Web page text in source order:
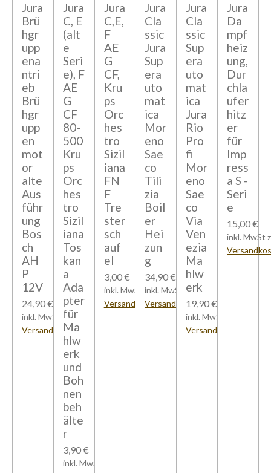
Jura
Brü
hgr
upp
ena
ntri
eb
Brü
hgr
upp
en
mot
or
alte
Aus
führ
ung
Bos
ch
AH
P
12V
24,90 €
inkl. MwSt zzgl.
Versandkosten
Jura
C, E
(alt
e
Seri
e), F
AE
G
CF
80-
500
Kru
ps
Orc
hes
tro
Sizil
iana
Tos
kan
a
Ada
pter
für
Ma
hlw
erk
und
Boh
nen
beh
älte
r
3,90 €
inkl. MwSt zzgl.
Jura
C,E,
F
AE
G
CF,
Kru
ps
Orc
hes
tro
Sizil
iana
FN
F
Tre
ster
sch
auf
el
3,00 €
inkl. MwSt zzgl.
Versandkosten
Jura
Cla
ssic
Jura
Sup
era
uto
mat
ica
Mor
eno
Sae
co
Tili
zia
Boil
er
Hei
zun
g
34,90 €
inkl. MwSt zzgl.
Versandkosten
Jura
Cla
ssic
Sup
era
uto
mat
ica
Jura
Rio
Pro
fi
Mor
eno
Sae
co
Via
Ven
ezia
Ma
hlw
erk
19,90 €
inkl. MwSt zzgl.
Versandkosten
Jura
Da
mpf
heiz
ung,
Dur
chla
ufer
hitz
er
für
Imp
ress
a S -
Seri
e
15,00 €
inkl. MwSt